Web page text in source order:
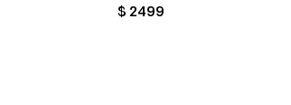
PRICE:
$ 2499